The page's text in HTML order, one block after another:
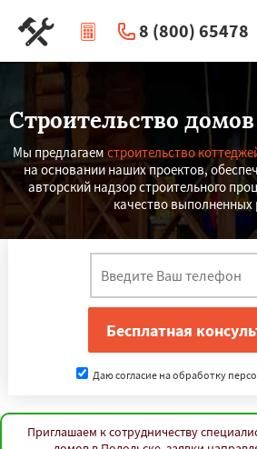
8 (800) 65478
| Перезвоните
Строительство
Мы предлагаем строительство
на основании наших проектов,
авторский надзор строительного
качество выполненных
Даю согласие на обработку
Приглашаем к сотрудничеству